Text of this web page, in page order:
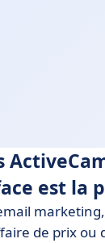
est la
marketing,
de prix ou